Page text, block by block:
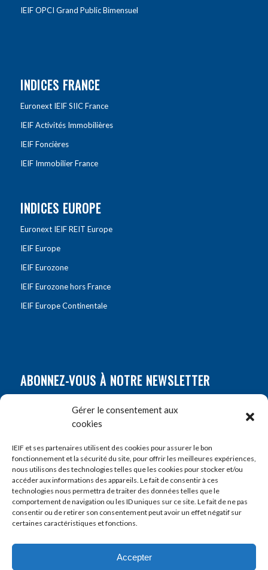
Gérer le consentement aux
cookies
IEIF et ses partenaires utilisent des cookies pour assurer le bon
fonctionnement et la sécurité du site, pour offrir les meilleures expériences,
nous utilisons des technologies telles que les cookies pour stocker et/ou
accéder aux informations des appareils. Le fait de consentir à ces
technologies nous permettra de traiter des données telles que le
comportement de navigation ou les ID uniques sur ce site. Le fait de ne pas
consentir ou de retirer son consentement peut avoir un effet négatif sur
certaines caractéristiques et fonctions.
Accepter
IEIF OPCI Grand Public Bimensuel
INDICES FRANCE
Euronext IEIF SIIC France
IEIF Activités Immobilières
IEIF Foncières
IEIF Immobilier France
INDICES EUROPE
Euronext IEIF REIT Europe
IEIF Europe
IEIF Eurozone
IEIF Eurozone hors France
IEIF Europe Continentale
ABONNEZ-VOUS À NOTRE NEWSLETTER
Prénom*
E-mail*